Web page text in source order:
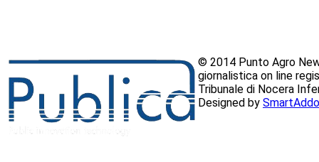
© 2014 Punto Agro
giornalistica on line
Tribunale di Nocera
Designed by